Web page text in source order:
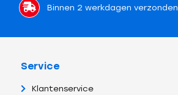
Binnen 2 werkdagen verzonden
Service
Klantenservice